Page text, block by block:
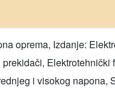
oprema, Izdanje:
Elektrotehnički
i visokog napona,